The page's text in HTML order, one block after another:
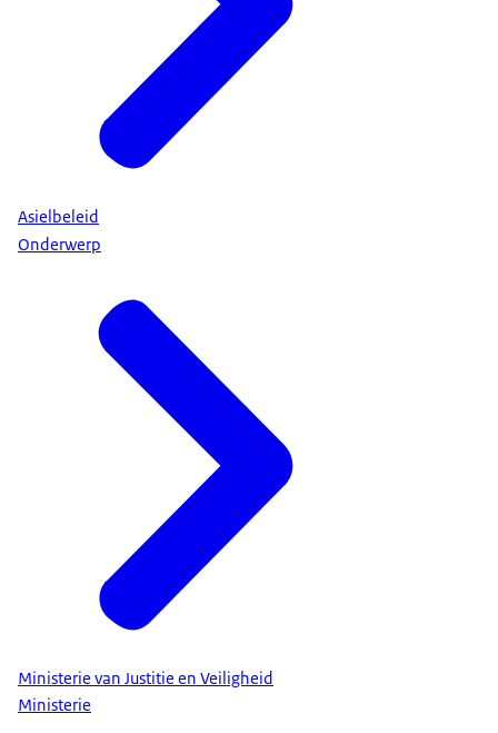
Asielbeleid
Onderwerp
Ministerie van Justitie en Veiligheid
Ministerie